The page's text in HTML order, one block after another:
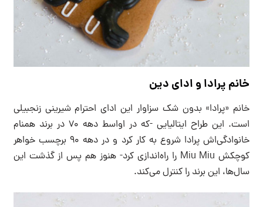
خانم پرادا و ادای دین
خانم «پرادا» بدون شک سزاوار این ادای احترام شیرینی زنجبیلی
است. این طراح ایتالیایی -که در اواسط دهه ۷۰ در برند همنام
خانوادگی‌اش پرادا شروع به کار کرد و در دهه ۹۰ برچسب خواهر
کوچکش Miu Miu را راه‌اندازی کرد- هنوز هم پس از گذشت این
سال‌ها، این برند را کنترل می‌کند.